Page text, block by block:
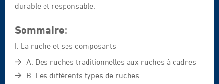
durable et responsable.
Sommaire:
I. La ruche et ses composants
A. Des ruches traditionnelles aux ruches à cadres
B. Les différents types de ruches